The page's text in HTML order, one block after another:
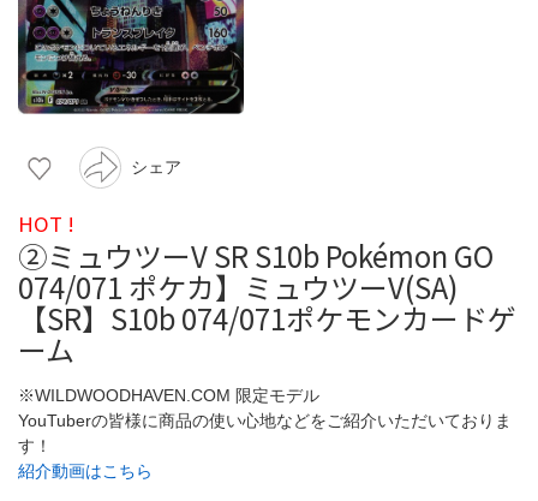
シェア
HOT !
②ミュウツーV SR S10b Pokémon GO
074/071 ポケカ】ミュウツーV(SA)
【SR】S10b 074/071ポケモンカードゲ
ーム
※WILDWOODHAVEN.COM 限定モデル
YouTuberの皆様に商品の使い心地などをご紹介いただいておりま
す！
紹介動画はこちら